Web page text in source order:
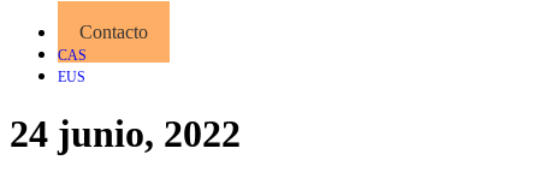
Contacto
CAS
EUS
24 junio, 2022